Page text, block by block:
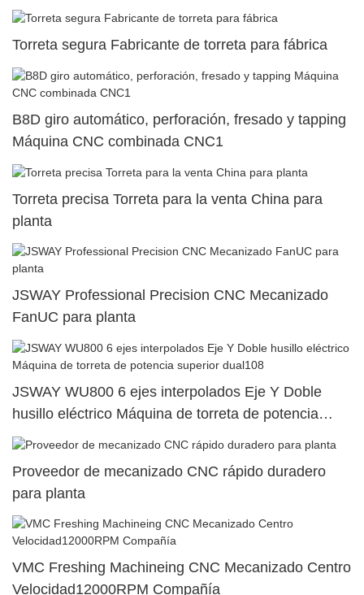
superior dual106
Torreta segura Fabricante de torreta para fábrica
B8D giro automático, perforación, fresado y tapping
Máquina CNC combinada CNC1
Torreta precisa Torreta para la venta China para
planta
JSWAY Professional Precision CNC Mecanizado
FanUC para planta
JSWAY WU800 6 ejes interpolados Eje Y Doble
husillo eléctrico Máquina de torreta de potencia
superior dual108
Proveedor de mecanizado CNC rápido duradero
para planta
VMC Freshing Machineing CNC Mecanizado Centro
Velocidad12000RPM Compañía